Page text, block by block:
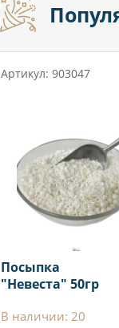
Артикул: 903047
Посыпка
"Невеста" 50гр
В наличии: 20